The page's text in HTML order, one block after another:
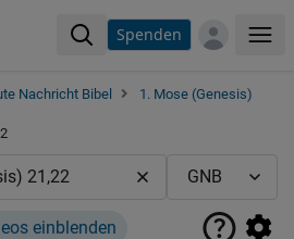
Spenden
Nachricht Bibel
1. Mose (Genesis)
einblenden